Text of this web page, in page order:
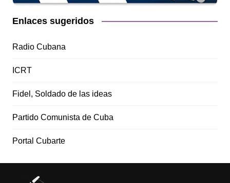
Enlaces sugeridos
Radio Cubana
ICRT
Fidel, Soldado de las ideas
Partido Comunista de Cuba
Portal Cubarte